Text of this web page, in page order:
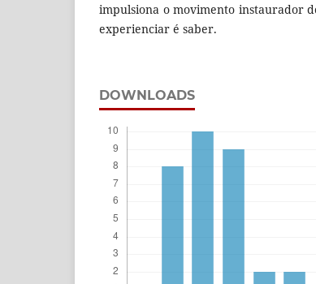
impulsiona o movimento instaurador
experienciar é saber.
DOWNLOADS